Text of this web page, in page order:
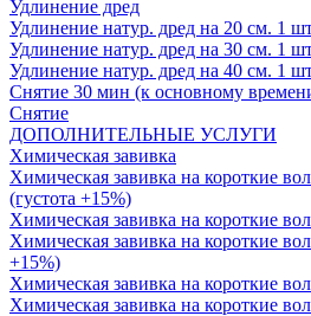
Удлинение дред
Удлинение натур. дред на 20 см. 1
Удлинение натур. дред на 30 см. 1
Удлинение натур. дред на 40 см. 1
Снятие 30 мин (к основному
Снятие
ДОПОЛНИТЕЛЬНЫЕ УСЛУГИ
Химическая завивка
Химическая завивка на короткие
(густота +15%)
Химическая завивка на короткие
Химическая завивка на короткие
+15%)
Химическая завивка на короткие
Химическая завивка на короткие